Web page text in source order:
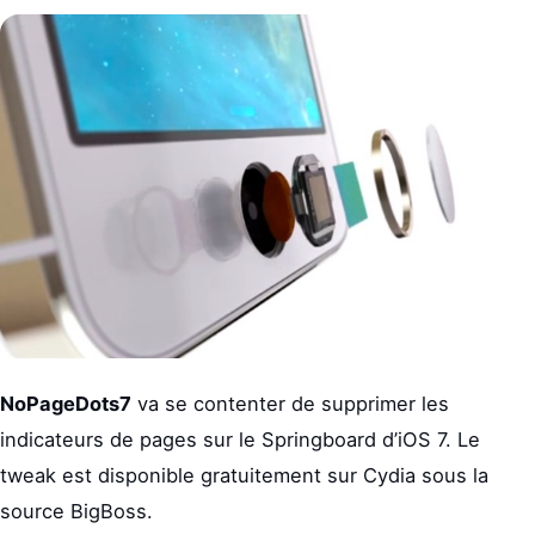
NoPageDots7 va se contenter de supprimer les
indicateurs de pages sur le Springboard d’iOS 7. Le
tweak est disponible gratuitement sur Cydia sous la
source BigBoss.